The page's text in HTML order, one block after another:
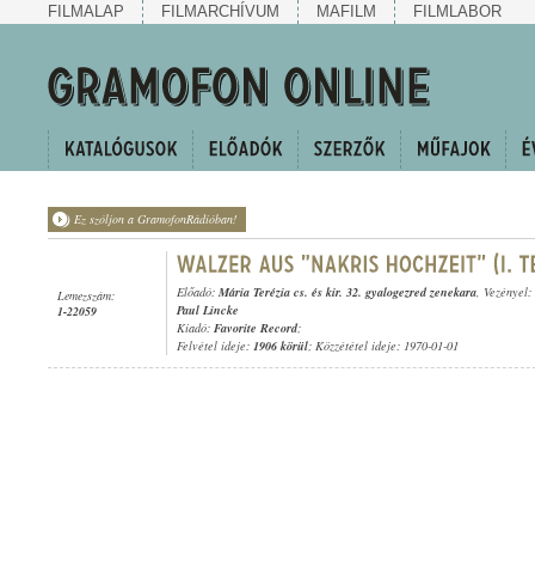
FILMALAP FILMARCHÍVUM MAFILM FILMLABOR
Ez szóljon a GramofonRádióban!
Lemezszám:
1-22059
Előadó: Mária Terézia cs. és kir. 32. gyalogezred zenekara, Vezényel:
Paul Lincke
Kiadó: Favorite Record;
Felvétel ideje: 1906 körül; Közzététel ideje: 1970-01-01